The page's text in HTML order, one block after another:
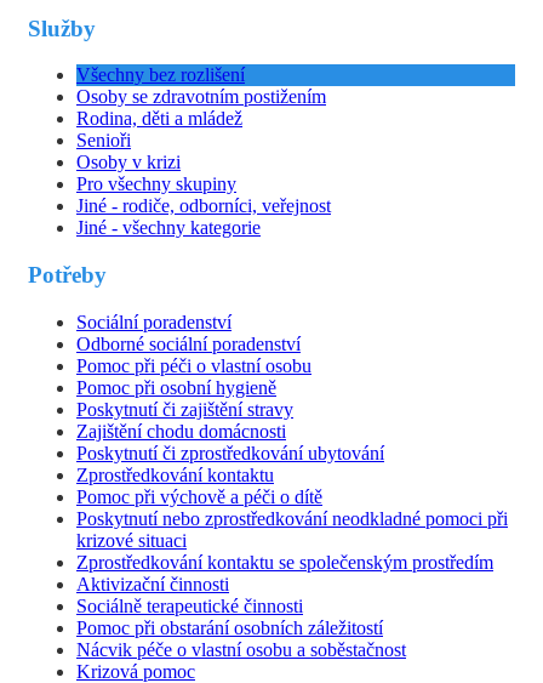
Služby
Všechny bez rozlišení
Osoby se zdravotním postižením
Rodina, děti a mládež
Senioři
Osoby v krizi
Pro všechny skupiny
Jiné - rodiče, odborníci, veřejnost
Jiné - všechny kategorie
Potřeby
Sociální poradenství
Odborné sociální poradenství
Pomoc při péči o vlastní osobu
Pomoc při osobní hygieně
Poskytnutí či zajištění stravy
Zajištění chodu domácnosti
Poskytnutí či zprostředkování ubytování
Zprostředkování kontaktu
Pomoc při výchově a péči o dítě
Poskytnutí nebo zprostředkování neodkladné pomoci při
krizové situaci
Zprostředkování kontaktu se společenským prostředím
Aktivizační činnosti
Sociálně terapeutické činnosti
Pomoc při obstarání osobních záležitostí
Nácvik péče o vlastní osobu a soběstačnost
Krizová pomoc